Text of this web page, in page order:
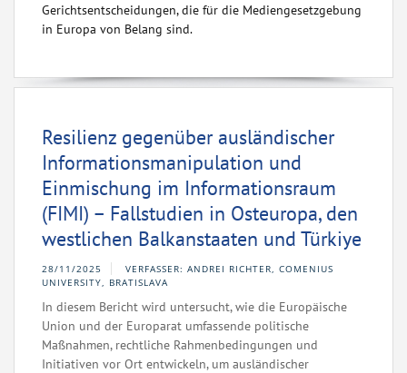
Gerichtsentscheidungen, die für die Mediengesetzgebung
in Europa von Belang sind.
Resilienz gegenüber ausländischer
Informationsmanipulation und
Einmischung im Informationsraum
(FIMI) – Fallstudien in Osteuropa, den
westlichen Balkanstaaten und Türkiye
28/11/2025
VERFASSER: ANDREI RICHTER, COMENIUS
UNIVERSITY, BRATISLAVA
In diesem Bericht wird untersucht, wie die Europäische
Union und der Europarat umfassende politische
Maßnahmen, rechtliche Rahmenbedingungen und
Initiativen vor Ort entwickeln, um ausländischer